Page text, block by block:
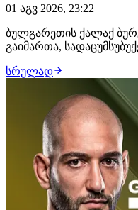
01 აგვ 2026, 23:22
ბულგარეთის ქალაქ
გაიმართა,
ქართველმა მებრძოლმა
გადაწყვეტილებით
დივიზიონის
მუჰამედ მოკაევს დაუ…
სრულად